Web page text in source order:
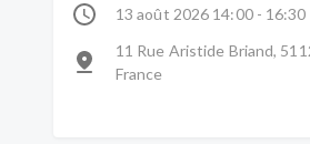
13 août 2026 14:00 - 16:30
11 Rue Aristide Briand,
France